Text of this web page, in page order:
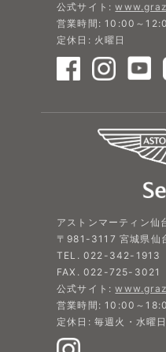
公式サイト:
営業時間: 10:00～
定休日: 火曜日
アストンマーティン仙
〒981-3117 宮城県仙
TEL. 022-342-1913
FAX. 022-725-3021
公式サイト:
営業時間: 10:00～
定休日: 毎週火・水曜日